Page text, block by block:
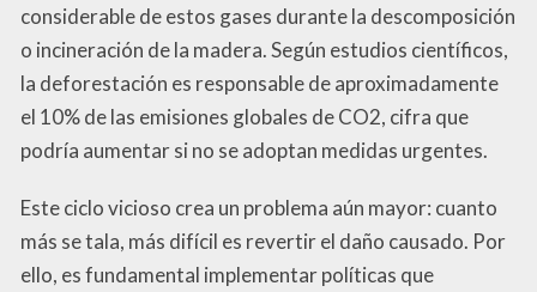
considerable de estos gases durante la descomposición
o incineración de la madera. Según estudios científicos,
la deforestación es responsable de aproximadamente
el 10% de las emisiones globales de CO2, cifra que
podría aumentar si no se adoptan medidas urgentes.
Este ciclo vicioso crea un problema aún mayor: cuanto
más se tala, más difícil es revertir el daño causado. Por
ello, es fundamental implementar políticas que